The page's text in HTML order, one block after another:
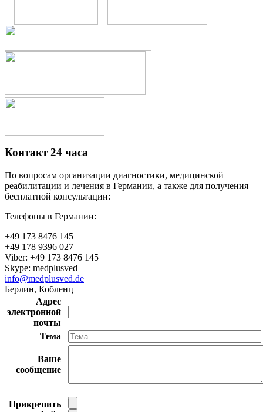
Контакт 24 часа
По вопросам организации диагностики, медицинской
реабилитации и лечения в Германии, а также для получения
бесплатной консультации:
Телефоны в Германии:
+49 173 8476 145
+49 178 9396 027
Viber: +49 173 8476 145
Skype: medplusved
info@medplusved.de
Берлин, Кобленц
Адрес
электронной
почты
Тема
Ваше
сообщение
Прикрепить